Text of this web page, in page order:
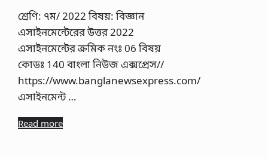
শ্রেণি: ৭ম/ 2022 বিষয়: বিজ্ঞান
এসাইনমেন্টেরের উত্তর 2022
এসাইনমেন্টের ক্রমিক নংঃ 06 বিষয়
কোডঃ 140 বাংলা নিউজ এক্সপ্রেস//
https://www.banglanewsexpress.com/
এসাইনমেন্ট …
Read more